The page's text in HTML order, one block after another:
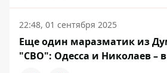
22:48, 01 сентября 2025
Еще один маразматик из
"СВО": Одесса и Николаев –